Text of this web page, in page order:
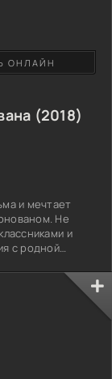
(2018)
и мечтает
Не
и
с родной
снимающимся
проблем и
свое первое
ОНЛАЙН